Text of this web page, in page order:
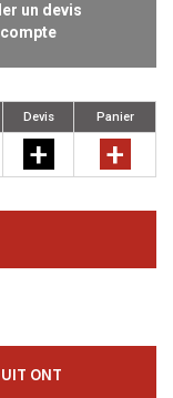
un devis
Devis Panier
+ +
ONT